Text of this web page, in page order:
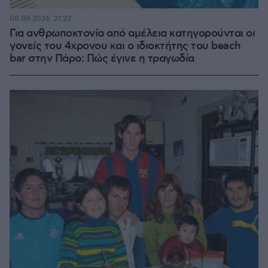
Για ανθρωποκτονία από αμέλεια κατηγορούνται οι
γονείς του 4χρονου και ο ιδιοκτήτης του beach
bar στην Πάρο: Πώς έγινε η τραγωδία
08.08.2026, 21:22